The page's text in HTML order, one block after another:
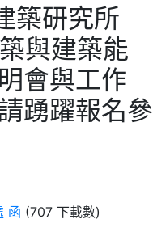
築研究所
與建築能
會與工作
踴躍報名參
函 (707 下載數)